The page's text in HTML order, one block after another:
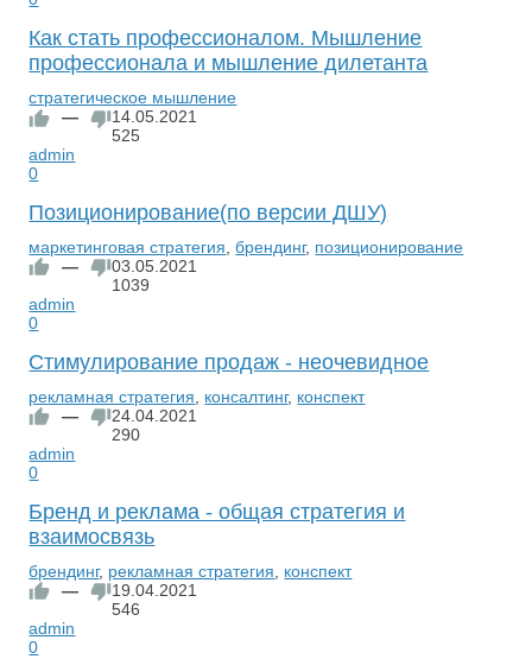
Как стать профессионалом. Мышление
профессионала и мышление дилетанта
стратегическое мышление
—
14.05.2021
525
admin
0
Позиционирование(по версии ДШУ)
маркетинговая стратегия ,брендинг, позиционирование
—
03.05.2021
1039
admin
0
Стимулирование продаж - неочевидное
рекламная стратегия консалтинг, конспект
—
24.04.2021
290
admin
0
Бренд и реклама - общая стратегия и
взаимосвязь
брендинг, рекламная стратегия
конспект
—
19.04.2021
546
admin
0